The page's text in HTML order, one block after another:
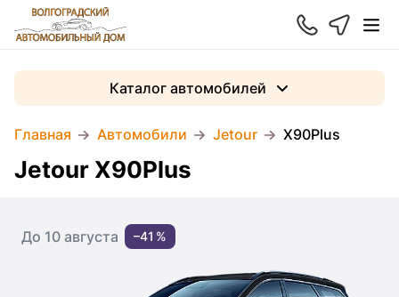
Главная Автомобили Jetour X90Plus
Каталог автомобилей
Jetour X90Plus
До 10 августа –41 %